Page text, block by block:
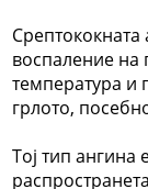
Срептококната
воспаление на
температура и
грлото,
Тој тип ангина